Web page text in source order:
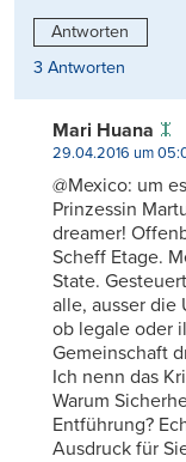
Antworten
3 Antworten
Mari Huana
29.04.2016 um
@Mexico: um
Prinzessin
dreamer!
Scheff Etage.
State.
alle, ausser die
ob legale oder
Gemeinschaft
Ich nenn das
Warum
Entführung?
Ausdruck für